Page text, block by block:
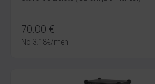
70.00 €
No 3.18€/mēn.